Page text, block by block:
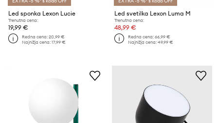
Led sponka Lexon Lucie
Trenutna cena:
19,99 €
Redna cena:20,99 €
Najnižja cena:17,99 €
Led svetilka Lexon Luma M
Trenutna cena:
48,99 €
Redna cena:66,99 €
Najnižja cena:49,99 €